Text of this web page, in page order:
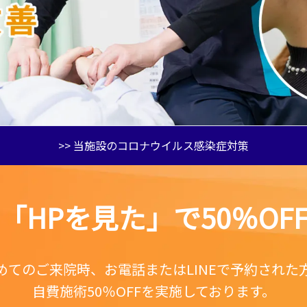
>> 当施設のコロナウイルス感染症対策
HPを見た」で50％
てのご来院時、お電話またはLINEで予約された
自費施術50％OFFを実施しております。